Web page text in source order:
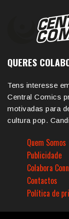
QUERES
Tens interesse
Central Comics
motivadas para
cultura pop.
Quem Somos
Publicidade
Colabora
Contactos
Política de